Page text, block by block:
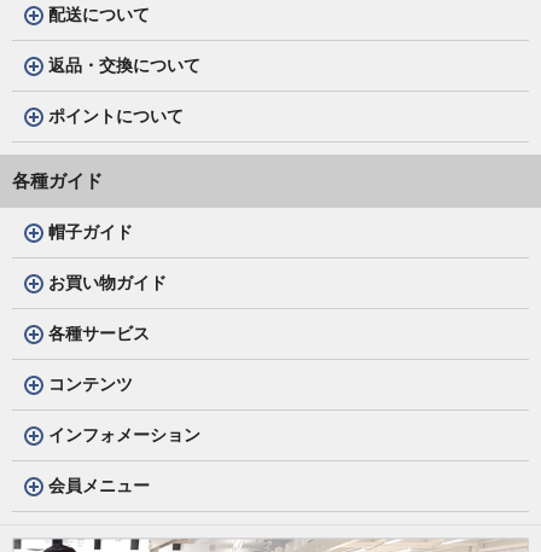
配送について
返品・交換について
ポイントについて
各種ガイド
帽子ガイド
お買い物ガイド
各種サービス
コンテンツ
インフォメーション
会員メニュー